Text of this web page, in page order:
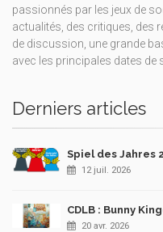
passionnés par les jeux de
actualités, des critiques, des
de discussion, une grande
avec les principales dates de
Derniers articles
Spiel des Jahres
12 juil. 2026
CDLB : Bunny
20 avr. 2026